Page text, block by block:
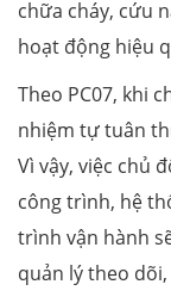
chữa cháy, cứu
hoạt động hiệu
Theo PC07, khi
nhiệm tự tuân
Vì vậy, việc chủ
công trình, hệ
trình vận hành
quản lý theo